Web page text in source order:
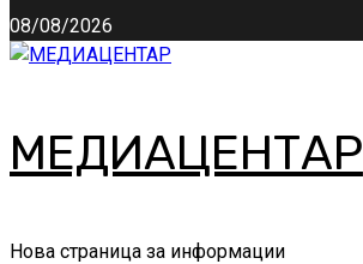
08/08/2026
МЕДИАЦЕНТАР
Нова страница за информации